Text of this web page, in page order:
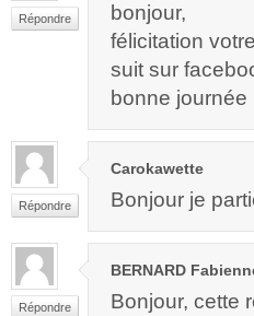
Répondre
bonjour,
félicitation
suit sur
bonne journée
Répondre
Carokawette
Bonjour je
Répondre
BERNARD
Bonjour, cette